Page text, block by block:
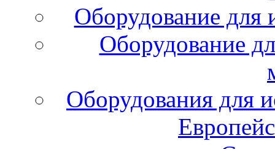
Оборудование для
Оборудование
Оборудования для